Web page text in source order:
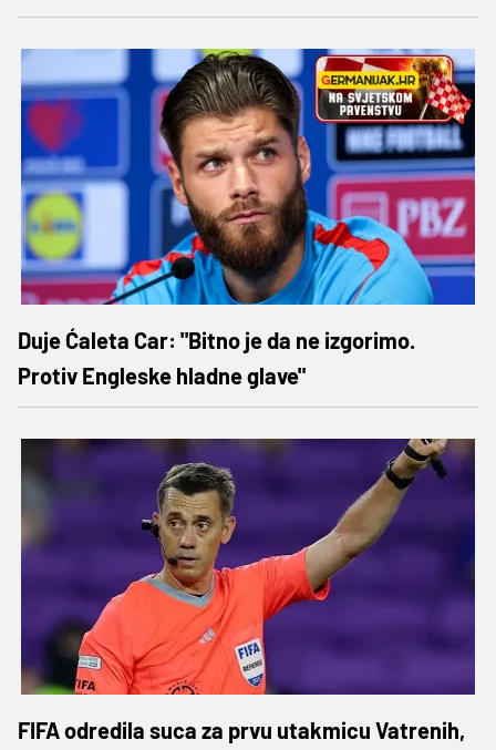
Duje Ćaleta Car: "Bitno je da ne izgorimo.
Protiv Engleske hladne glave"
FIFA odredila suca za prvu utakmicu Vatrenih,